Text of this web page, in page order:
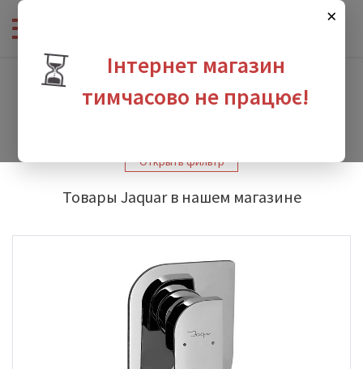
×
⏳
Інтернет магазин
тимчасово не працює!
Интернет-магазин сантехники Производители - Jaquar
Открыть фильтр
Товары Jaquar в нашем магазине